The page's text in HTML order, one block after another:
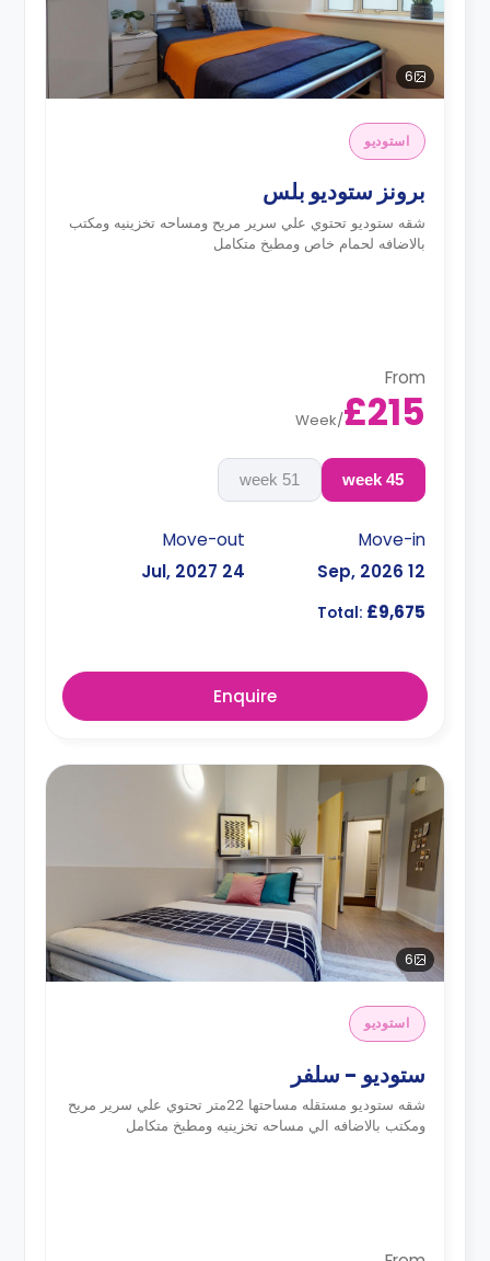
6
استوديو
برونز ستوديو بلس
شقه ستوديو تحتوي علي سرير مريح ومساحه تخزينيه ومكتب
بالاضافه لحمام خاص ومطبخ متكامل
From
£215
/
Week
45 week
51 week
Move-in
12 Sep, 2026
Move-out
24 Jul, 2027
Total: £9,675
Enquire
6
استوديو
ستوديو - سلفر
شقه ستوديو مستقله مساحتها 22متر تحتوي علي سرير مريح
ومكتب بالاضافه الي مساحه تخزينيه ومطبخ متكامل